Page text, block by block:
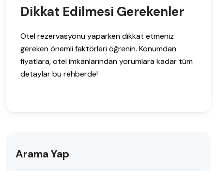
Dikkat Edilmesi Gerekenler
Otel rezervasyonu yaparken dikkat etmeniz
gereken önemli faktörleri öğrenin. Konumdan
fiyatlara, otel imkanlarından yorumlara kadar tüm
detaylar bu rehberde!
Arama Yap